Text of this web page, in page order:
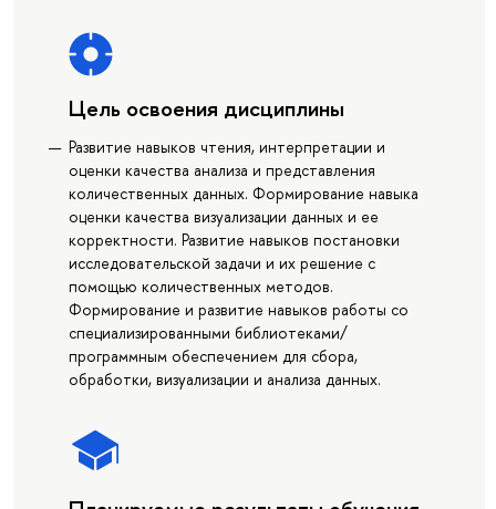
Цель освоения дисциплины
Развитие навыков чтения, интерпретации и
оценки качества анализа и представления
количественных данных. Формирование навыка
оценки качества визуализации данных и ее
корректности. Развитие навыков постановки
исследовательской задачи и их решение с
помощью количественных методов.
Формирование и развитие навыков работы со
специализированными библиотеками/
программным обеспечением для сбора,
обработки, визуализации и анализа данных.